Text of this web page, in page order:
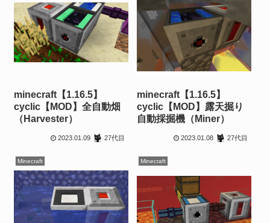
minecraft【1.16.5】
cyclic【MOD】全自動畑
（Harvester）
2023.01.09 27代目
minecraft【1.16.5】
cyclic【MOD】露天掘り
自動採掘機（Miner）
2023.01.08 27代目
Minecraft Minecraft